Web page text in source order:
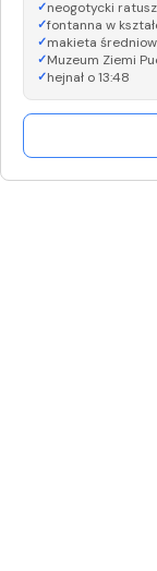
neogotycki
fontanna w
makieta
Muzeum Ziemi
hejnał o 13:48